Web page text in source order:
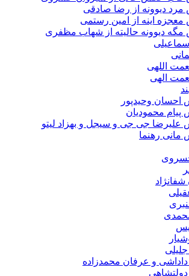
دیوونه از رضا صادقی
اینه از امین رستمی
دیوونه حالیته از شهاب مظفری
اللهی
الهی
احسان وحیدپور
پیام محمودیان
علیرضا جی جی و سیجل و بهزاد لیتو
مانی رهنما
خسروی
و عرفان محمدزاده